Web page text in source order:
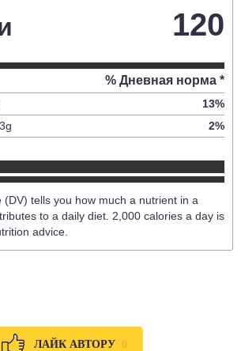
120
% Дневная норма *
13%
3g 2%
(DV) tells you how much a nutrient in a
to a daily diet. 2,000 calories a day is
advice.
ЛАЙК АВТОРУ 0